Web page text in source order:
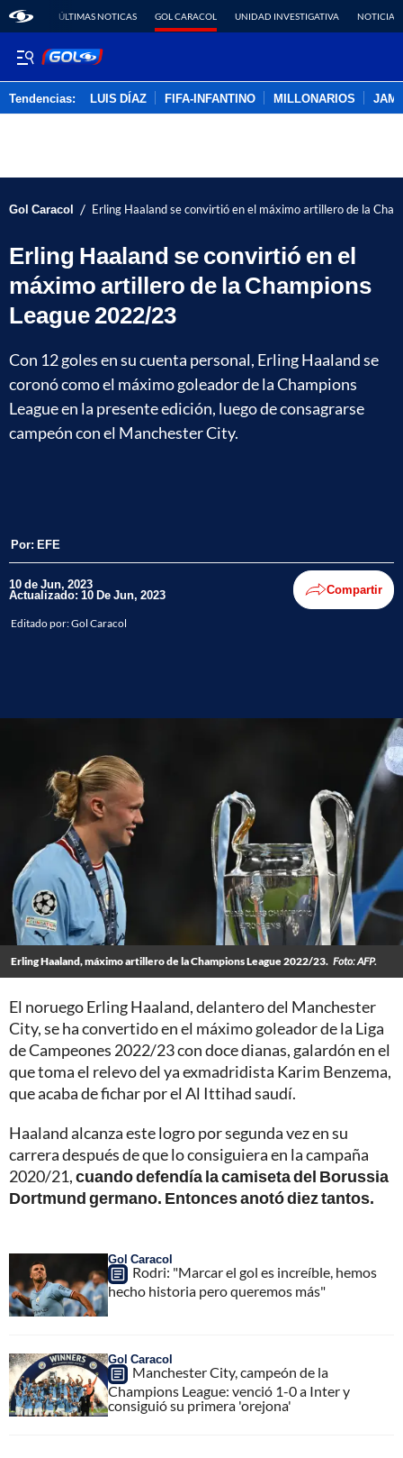
ÚLTIMAS NOTICAS GOL CARACOL UNIDAD INVESTIGATIVA NOTICIAS
Tendencias: LUIS DÍAZ FIFA-INFANTINO MILLONARIOS
Gol Caracol / Erling Haaland se convirtió en el máximo artillero de la
Erling Haaland se convirtió en el
máximo artillero de la Champions
League 2022/23
Con 12 goles en su cuenta personal, Erling Haaland se
coronó como el máximo goleador de la Champions
League en la presente edición, luego de consagrarse
campeón con el Manchester City.
Por: EFE
10 de Jun, 2023
Actualizado: 10 De Jun, 2023 Compartir
Editado por:Gol Caracol
Erling Haaland, máximo artillero de la Champions League 2022/23. Foto: AFP.
El noruego Erling Haaland, delantero del Manchester
City, se ha convertido en el máximo goleador de la Liga
de Campeones 2022/23 con doce dianas, galardón en el
que toma el relevo del ya exmadridista Karim Benzema,
que acaba de fichar por el Al Ittihad saudí.
Haaland alcanza este logro por segunda vez en su
carrera después de que lo consiguiera en la campaña
2020/21,cuando defendía la camiseta del Borussia
Dortmund germano. Entonces anotó diez tantos.
Gol Caracol
Rodri: "Marcar el gol es increíble, hemos
hecho historia pero queremos más"
Gol Caracol
Manchester City, campeón de la
Champions League: venció 1-0 a Inter y
consiguió su primera 'orejona'